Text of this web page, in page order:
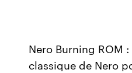
Nero Burning ROM
classique de Nero